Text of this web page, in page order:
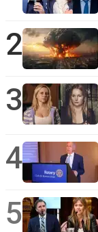
2
3
4
5